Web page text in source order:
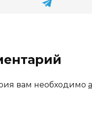
вам необходимо